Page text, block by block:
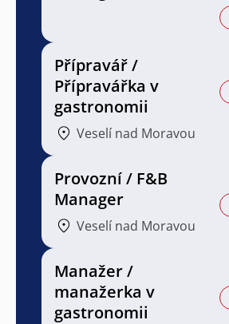
Přípravář /
Přípravářka v
gastronomii
Veselí nad Moravou
Provozní / F&B
Manager
Veselí nad Moravou
Manažer /
manažerka v
gastronomii